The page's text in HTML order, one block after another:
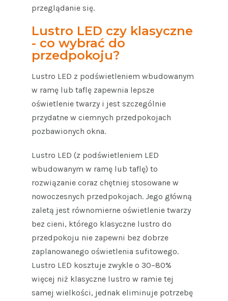
przeglądanie się.
Lustro LED czy klasyczne
- co wybrać do
przedpokoju?
Lustro LED z podświetleniem wbudowanym
w ramę lub taflę zapewnia lepsze
oświetlenie twarzy i jest szczególnie
przydatne w ciemnych przedpokojach
pozbawionych okna.
Lustro LED (z podświetleniem LED
wbudowanym w ramę lub taflę) to
rozwiązanie coraz chętniej stosowane w
nowoczesnych przedpokojach. Jego główną
zaletą jest równomierne oświetlenie twarzy
bez cieni, którego klasyczne lustro do
przedpokoju nie zapewni bez dobrze
zaplanowanego oświetlenia sufitowego.
Lustro LED kosztuje zwykle o 30–80%
więcej niż klasyczne lustro w ramie tej
samej wielkości, jednak eliminuje potrzebę